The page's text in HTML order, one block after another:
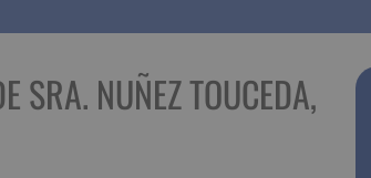
SRA. NUÑEZ TOUCEDA,